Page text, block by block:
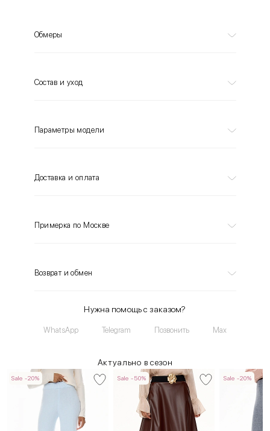
Обмеры
Состав и уход
Параметры модели
Доставка и оплата
Примерка по Москве
Возврат и обмен
Нужна помощь с заказом?
WhatsApp Telegram Позвонить Max
Актуально в сезон
Sale -20% Sale -50% Sale -20%